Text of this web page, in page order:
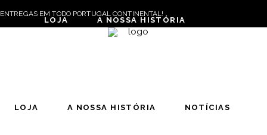
ENTREGAS EM TODO PORTUGAL CONTINENTAL!
LOJA A NOSSA HISTÓRIA NOTÍCIAS
LOJA A NOSSA HISTÓRIA